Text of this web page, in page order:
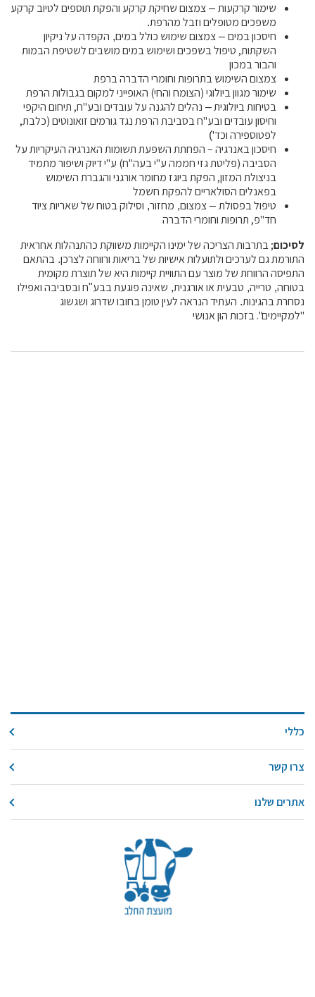
שימור קרקעות – צמצום שחיקתקרקע והפקת תוספים לטיוב קרקע
משפכים מטופלים וזבל מהרפת.
חיסכון במים – צמצום שימוש כוללבמים, הקפדה על ניקיון
השקתות, טיפול בשפכים ושימוש במים מושבים לשטיפת הבמות
והבור במכון
צמצום השימושבתרופותוחומריהדברהברפת
שימור מגווןביולוגי(הצומח והחי) האופייני למקום בגבולות הרפת
בטיחות ביולוגית– נהלים להגנה על עובדים ובע"ח, תיחוםהיקפי
וחיסון עובדים ובע"ח בסביבת הרפת נגד גורמים זואונוטים (כלבת,
לפטוספירה וכד')
חיסכון באנרגיה– הפחתת השפעתתשומותהאנרגיה העיקריות על
הסביבה (פליטת גזי חממה ע"י בעה"ח) ע"י דיוק ושיפור מתמיד
בניצולת המזון, הפקת ביוגזמחומר אורגני והגברת השימוש
בפאנלים הסולאריים להפקת חשמל
טיפול בפסולת – צמצום, מחזור, וסילוקבטוחשל שאריות ציוד
חד"פ, תרופות וחומריהדברה
לסיכום;בתרבותהצריכהשלימינוהקיימותמשווקתכהתנהלותאחראית
התורמתגםלערכיםולתועלותאישיותשלבריאותורווחהלצרכן. בהתאם
התפיסההרווחתשלמוצרעםהתווייתקיימותהיאשלתוצרתמקומית
בטוחה, טרייה, טבעיתאואורגנית, שאינהפוגעתבבע"חובסביבהואפילו
נסחרתבהגינות. העתיד הנראה לעין טומן בחובו שדרוג ושגשוג
"למקיימים". בזכות הון אנושי
כללי
צרו קשר
אתרים שלנו